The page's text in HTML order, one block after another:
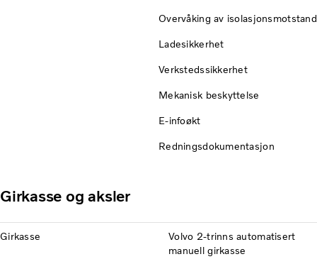
Overvåking av isolasjonsmotstand
Ladesikkerhet
Verkstedssikkerhet
Mekanisk beskyttelse
E-infoøkt
Redningsdokumentasjon
Girkasse og aksler
Girkasse
Volvo 2-trinns automatisert
manuell girkasse